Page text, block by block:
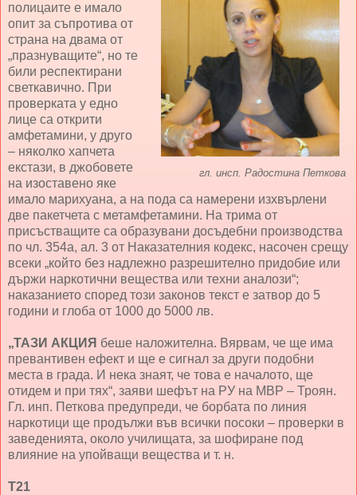
гл. инсп. Радостина Петкова
полицаите е имало
опит за съпротива от
страна на двама от
„празнуващите“, но те
били респектирани
светкавично. При
проверката у едно
лице са открити
амфетамини, у друго
– няколко хапчета
екстази, в джобовете
на изоставено яке
имало марихуана, а на пода са намерени изхвърлени
две пакетчета с метамфетамини. На трима от
присъстващите са образувани досъдебни производства
по чл. 354а, ал. 3 от Наказателния кодекс, насочен срещу
всеки „който без надлежно разрешително придобие или
държи наркотични вещества или техни аналози“;
наказанието според този законов текст е затвор до 5
години и глоба от 1000 до 5000 лв.
„ТАЗИ АКЦИЯ беше наложителна. Вярвам, че ще има
превантивен ефект и ще е сигнал за други подобни
места в града. И нека знаят, че това е началото, ще
отидем и при тях“, заяви шефът на РУ на МВР – Троян.
Гл. инп. Петкова предупреди, че борбата по линия
наркотици ще продължи във всички посоки – проверки в
заведенията, около училищата, за шофиране под
влияние на упойващи вещества и т. н.
Т21